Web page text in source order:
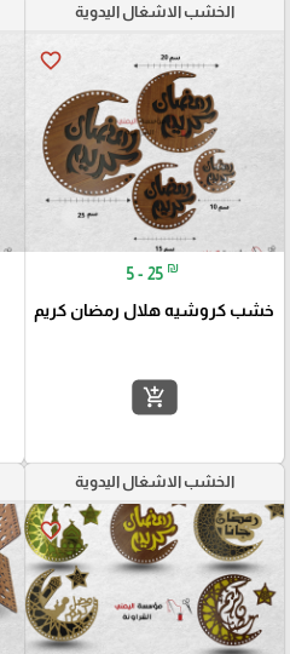
الخشب الاشغال اليدوية
favorite_border
5 - 25 ₪
خشب كروشيه هلال رمضان كريم
add_shopping_cart
الخشب الاشغال اليدوية
favorite_border